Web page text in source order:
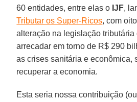
60 entidades, entre elas o IJF,
Tributar os Super-Ricos, com
alteração na legislação tributária
arrecadar em torno de R$ 290
as crises sanitária e econômica,
recuperar a economia.
Esta seria nossa contribuição